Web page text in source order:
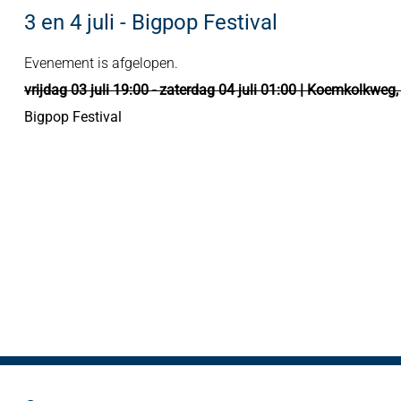
3 en 4 juli - Bigpop Festival
Evenement is afgelopen.
vrijdag 03 juli 19:00 - zaterdag 04 juli 01:00 |
Bigpop Festival